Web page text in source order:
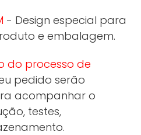
- Design especial para
e embalagem.
do processo de
pedido serão
acompanhar o
testes,